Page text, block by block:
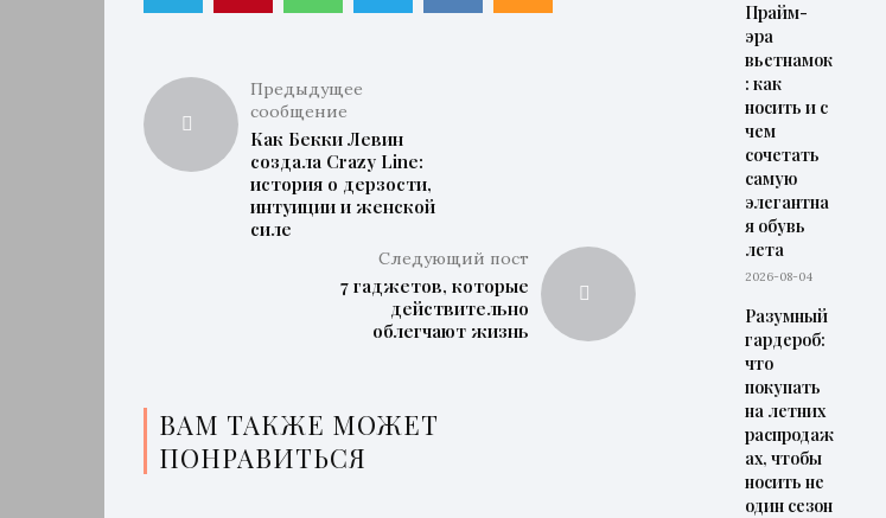
Предыдущее
сообщение
Как Бекки Левин
создала Crazy Line:
история о дерзости,
интуиции и женской
силе
Следующий пост
7 гаджетов, которые
действительно
облегчают жизнь
ВАМ ТАКЖЕ МОЖЕТ
ПОНРАВИТЬСЯ
Прайм-
эра
вьетнамок
: как
носить и с
чем
сочетать
самую
элегантна
я обувь
лета
2026-08-04
Разумный
гардероб:
что
покупать
на летних
распродаж
ах, чтобы
носить не
один сезон